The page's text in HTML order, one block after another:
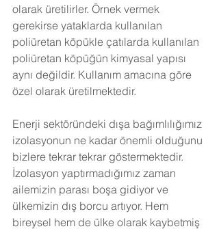
olarak üretilirler. Örnek vermek
gerekirse yataklarda kullanılan
poliüretan köpükle çatılarda kullanılan
poliüretan köpüğün kimyasal yapısı
aynı değildir. Kullanım amacına göre
özel olarak üretilmektedir.
Enerji sektöründeki dışa bağımlılığımız
izolasyonun ne kadar önemli olduğunu
bizlere tekrar tekrar göstermektedir.
İzolasyon yaptırmadığımız zaman
ailemizin parası boşa gidiyor ve
ülkemizin dış borcu artıyor. Hem
bireysel hem de ülke olarak kaybetmiş